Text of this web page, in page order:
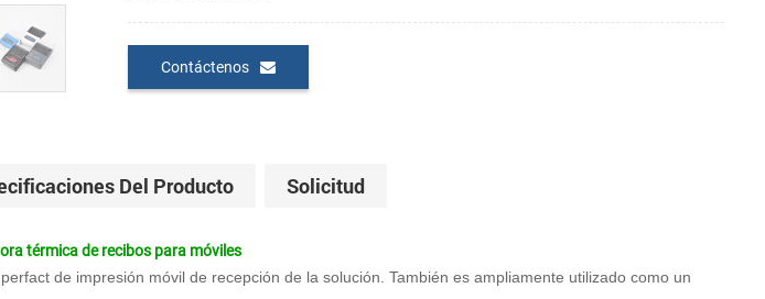
Contáctenos
Del Producto Solicitud
térmica de recibos para móviles
de impresión móvil de recepción de la solución. También es ampliamente utilizado como un